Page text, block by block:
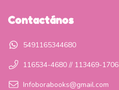
Contactános
5491165344680
116534-4680 // 113469-1706
Infoborabooks@gmail.com